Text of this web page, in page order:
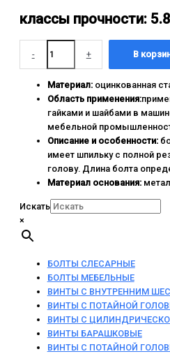
классы прочности:
- + В
Материал:оцинкованная
Область применения:
гайками и шайбами в
мебельной
Описание и особенности:
имеет шпильку с полной
голову. Длина болта
Материал основания:
Искать
×
БОЛТЫ СЛЕСАРНЫЕ
БОЛТЫ МЕБЕЛЬНЫЕ
ВИНТЫ С ВНУТРЕННИМ
ВИНТЫ С ПОТАЙНОЙ
ВИНТЫ С
ВИНТЫ БАРАШКОВЫЕ
ВИНТЫ С ПОТАЙНОЙ